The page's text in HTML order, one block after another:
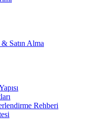
Satın Alma
Rehberi